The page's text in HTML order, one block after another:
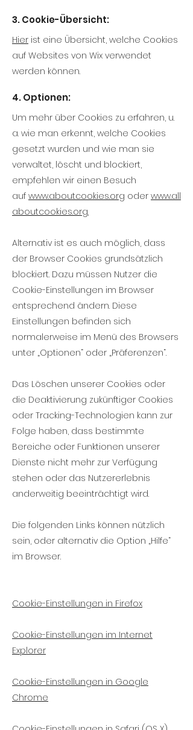
3. Cookie-Übersicht:
Hier ist eine Übersicht, welche Cookies
auf Websites von Wix verwendet
werden können.
4. Optionen:
Um mehr über Cookies zu erfahren, u.
a. wie man erkennt, welche Cookies
gesetzt wurden und wie man sie
verwaltet, löscht und blockiert,
empfehlen wir einen Besuch
auf www.aboutcookies.org oder www.all
aboutcookies.org.
Alternativ ist es auch möglich, dass
der Browser Cookies grundsätzlich
blockiert. Dazu müssen Nutzer die
Cookie-Einstellungen im Browser
entsprechend ändern. Diese
Einstellungen befinden sich
normalerweise im Menü des Browsers
unter „Optionen“ oder „Präferenzen“.
Das Löschen unserer Cookies oder
die Deaktivierung zukünftiger Cookies
oder Tracking-Technologien kann zur
Folge haben, dass bestimmte
Bereiche oder Funktionen unserer
Dienste nicht mehr zur Verfügung
stehen oder das Nutzererlebnis
anderweitig beeinträchtigt wird.
Die folgenden Links können nützlich
sein, oder alternativ die Option „Hilfe“
im Browser.
Cookie-Einstellungen in Firefox
Cookie-Einstellungen im Internet
Explorer
Cookie-Einstellungen in Google
Chrome